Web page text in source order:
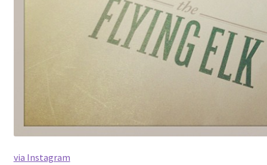
Mitt konto
via Instagram